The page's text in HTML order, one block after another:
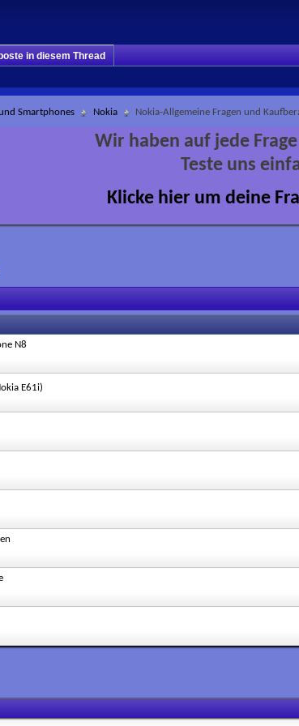
in diesem Thread
Smartphones Nokia Nokia-Allgemeine Fragen und
Wir haben auf jede
Teste uns
Klicke hier um deine
N8
E61i)